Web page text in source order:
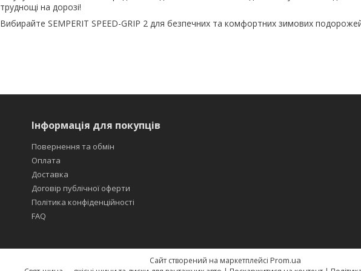
труднощі на дорозі!
Вибирайте SEMPERIT SPEED-GRIP 2 для безпечних та комфортних зимових
Інформація для покупців
Повернення та обмін
Оплата
Доставка
Договір публічної оферти
Політика конфіденційності
FAQ
Сайт створений на маркетплейсі Prom.ua